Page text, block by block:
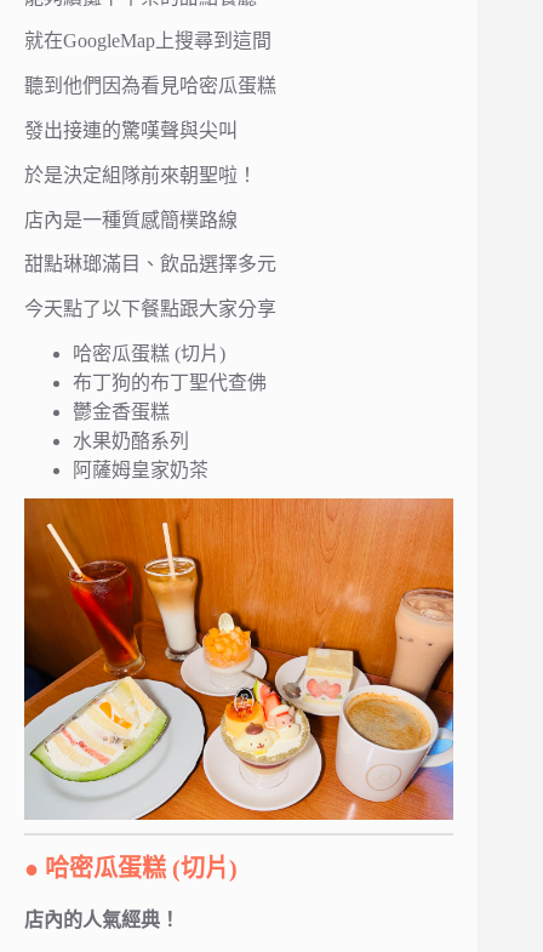
就在GoogleMap上搜尋到這間
聽到他們因為看見哈密瓜蛋糕
發出接連的驚嘆聲與尖叫
於是決定組隊前來朝聖啦！
店內是一種質感簡樸路線
甜點琳瑯滿目、飲品選擇多元
今天點了以下餐點跟大家分享
哈密瓜蛋糕 (切片)
布丁狗的布丁聖代查佛
鬱金香蛋糕
水果奶酪系列
阿薩姆皇家奶茶
● 哈密瓜蛋糕 (切片)
店內的人氣經典！